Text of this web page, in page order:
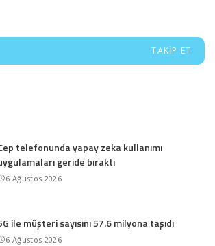
TAKIP ET
telefonunda yapay zeka kullanımı
geride bıraktı
6 Ağustos 2026
ile müşteri sayısını 57.6 milyona taşıdı
6 Ağustos 2026